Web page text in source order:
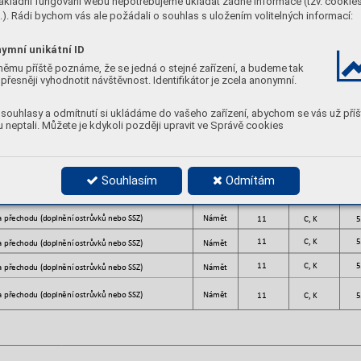
Rádi bychom vás ale požádali o souhlas s uložením volitelných informací:
unikátní ID
příště poznáme, že se jedná o stejné zařízení, a budeme tak
vyhodnotit návštěvnost. Identifikátor je zcela anonymní.
a odmítnutí si ukládáme do vašeho zařízení, abychom se vás už
neptali. Můžete je kdykoli později upravit ve Správě cookies
Souhlasím Odmítám
komunikace z důvodu rozsáhlé rezidenční
ÚPP/MPP 18 C, K
alternativního komunikačního přístupu do oblasti Námět 18 C, D, G
víceramenné křižovatky a předností v jízdě (kruhový
Studie 9
ky, zkapacitnění
Námět 9
přechodu (doplnění ostrůvků nebo SSZ) Námět 11 C, K
přechodu (doplnění ostrůvků nebo SSZ) Námět 11 C, K
přechodu (doplnění ostrůvků nebo SSZ) Námět 11 C, K
přechodu (doplnění ostrůvků nebo SSZ) Námět 11 C, K